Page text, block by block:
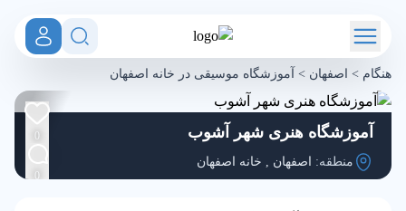
هنگام > اصفهان > آموزشگاه موسیقی در خانه اصفهان
آموزشگاه هنری شهر آشوب
منطقه: اصفهان , خانه اصفهان
0
0